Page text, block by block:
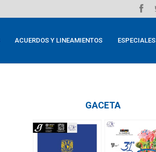
ACUERDOS Y LINEAMIENTOS ESPECIALES
GACETA